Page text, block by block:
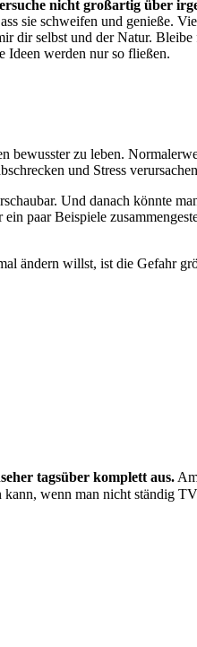
nicht großartig über
sie schweifen und genieße.
dir selbst und der Natur.
Ideen werden nur so fließen.
bewusster zu leben.
und Stress
Und danach könnte
paar Beispiele
ändern willst, ist die Gefahr
tagsüber komplett aus.
wenn man nicht ständig